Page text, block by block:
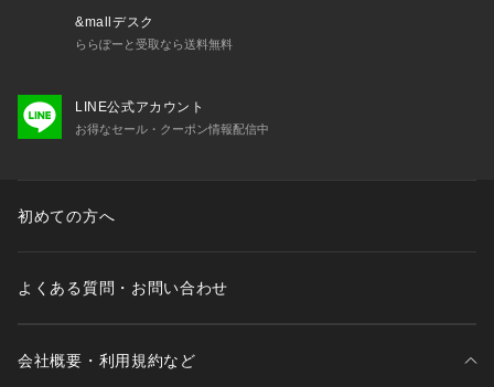
&mallデスク
ららぽーと受取なら送料無料
LINE公式アカウント
お得なセール・クーポン情報配信中
初めての方へ
よくある質問・お問い合わせ
会社概要・利用規約など